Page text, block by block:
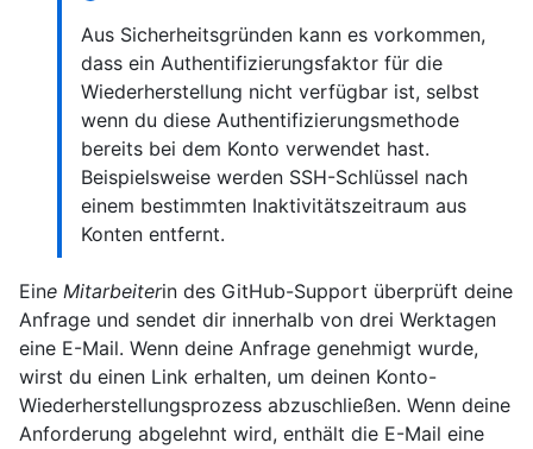
Aus Sicherheitsgründen kann es vorkommen,
dass ein Authentifizierungsfaktor für die
Wiederherstellung nicht verfügbar ist, selbst
wenn du diese Authentifizierungsmethode
bereits bei dem Konto verwendet hast.
Beispielsweise werden SSH-Schlüssel nach
einem bestimmten Inaktivitätszeitraum aus
Konten entfernt.
Eine Mitarbeiterin des GitHub-Support überprüft deine
Anfrage und sendet dir innerhalb von drei Werktagen
eine E-Mail. Wenn deine Anfrage genehmigt wurde,
wirst du einen Link erhalten, um deinen Konto-
Wiederherstellungsprozess abzuschließen. Wenn deine
Anforderung abgelehnt wird, enthält die E-Mail eine